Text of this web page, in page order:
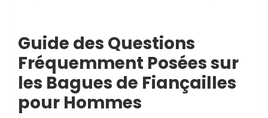
Guide des Questions
Fréquemment Posées sur
les Bagues de Fiançailles
pour Hommes